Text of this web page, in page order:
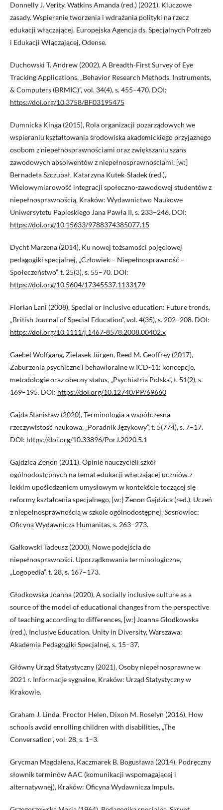
Donnelly J. Verity, Watkins Amanda (red.) (2021), Kluczowe
zasady. Wspieranie tworzenia i wdrażania polityki na rzecz
edukacji włączającej, Europejska Agencja ds. Specjalnych Potrzeb
i Edukacji Włączającej, Odense.
Duchowski T. Andrew (2002), A Breadth-First Survey of Eye
Tracking Applications, „Behavior Research Methods, Instruments,
& Computers (BRMIC)”, vol. 34(4), s. 455–470. DOI:
https://doi.org/10.3758/BF03195475
Dumnicka Kinga (2015), Rola organizacji pozarządowych we
wspieraniu kształtowania środowiska akademickiego przyjaznego
osobom z niepełnosprawnościami oraz zwiększaniu szans
zawodowych absolwentów z niepełnosprawnościami, [w:]
Bernadeta Szczupał, Katarzyna Kutek-Sładek (red.),
Wielowymiarowość integracji społeczno-zawodowej studentów z
niepełnosprawnością, Kraków: Wydawnictwo Naukowe
Uniwersytetu Papieskiego Jana Pawła II, s. 233–246. DOI:
https://doi.org/10.15633/9788374385077.15
Dycht Marzena (2014), Ku nowej tożsamości pojęciowej
pedagogiki specjalnej, „Człowiek – Niepełnosprawność –
Społeczeństwo”, t. 25(3), s. 55–70. DOI:
https://doi.org/10.5604/17345537.1133179
Florian Lani (2008), Special or inclusive education: Future trends,
„British Journal of Special Education”, vol. 4(35), s. 202–208. DOI:
https://doi.org/10.1111/j.1467-8578.2008.00402.x
Gaebel Wolfgang, Zielasek Jürgen, Reed M. Geoffrey (2017),
Zaburzenia psychiczne i behawioralne w ICD-11: koncepcje,
metodologie oraz obecny status, „Psychiatria Polska”, t. 51(2), s.
169–195. DOI: https://doi.org/10.12740/PP/69660
Gajda Stanisław (2020), Terminologia a współczesna
rzeczywistość naukowa, „Poradnik Językowy”, t. 5(774), s. 7–17.
DOI: https://doi.org/10.33896/PorJ.2020.5.1
Gajdzica Zenon (2011), Opinie nauczycieli szkół
ogólnodostępnych na temat edukacji włączającej uczniów z
lekkim upośledzeniem umysłowym w kontekście toczącej się
reformy kształcenia specjalnego, [w:] Zenon Gajdzica (red.), Uczeń
z niepełnosprawnością w szkole ogólnodostępnej, Sosnowiec:
Oficyna Wydawnicza Humanitas, s. 263–273.
Gałkowski Tadeusz (2000), Nowe podejścia do
niepełnosprawności. Uporządkowania terminologiczne,
„Logopedia”, t. 28, s. 167–173.
Głodkowska Joanna (2020), A socially inclusive culture as a
source of the model of educational changes from the perspective
of teaching according to differences, [w:] Joanna Głodkowska
(red.), Inclusive Education. Unity in Diversity, Warszawa:
Akademia Pedagogiki Specjalnej, s. 15–37.
Główny Urząd Statystyczny (2021), Osoby niepełnosprawne w
2021 r. Informacje sygnalne, Kraków: Urząd Statystyczny w
Krakowie.
Graham J. Linda, Proctor Helen, Dixon M. Roselyn (2016), How
schools avoid enrolling children with disabilities, „The
Conversation”, vol. 28, s. 1–3.
Grycman Magdalena, Kaczmarek B. Bogusława (2014), Podręczny
słownik terminów AAC (komunikacji wspomagającej i
alternatywnej), Kraków: Oficyna Wydawnicza Impuls.